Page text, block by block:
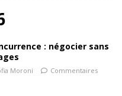
: négocier sans
Moroni
Commentaires